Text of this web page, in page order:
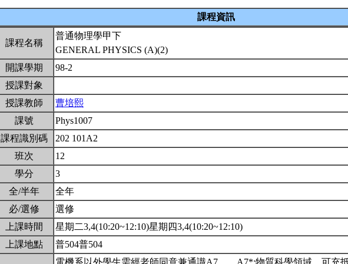
課程資訊
課程名稱
普通物理學甲下
GENERAL PHYSICS (A)(2)
開課學期
98-2
授課對象
授課教師
曹培熙
課號
Phys1007
課程識別碼
202 101A2
班次
12
學分
3
全/半年
全年
必/選修
選修
上課時間
星期二3,4(10:20~12:10)星期四3,4(10:20~12:10)
上課地點
普504普504
電機系以外學生需經老師同意兼通識A7。。A7*:物質科學領域。可充